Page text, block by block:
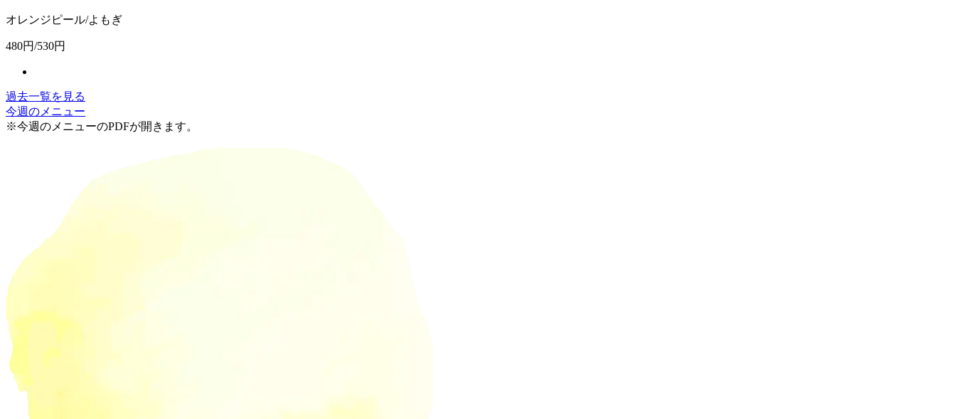
オレンジピール/よもぎ
480円/530円
過去一覧を見る
今週のメニュー
※今週のメニューのPDFが開きます。